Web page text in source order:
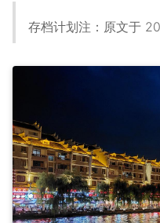
存档计划注：原文于